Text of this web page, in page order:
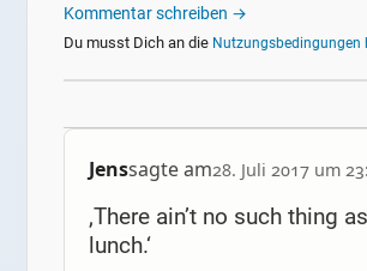
Kommentar schreiben →
Du musst Dich an die Nutzungsbedingungen
Jenssagte am28. Juli 2017 um
‚There ain’t no such thing
lunch.‘